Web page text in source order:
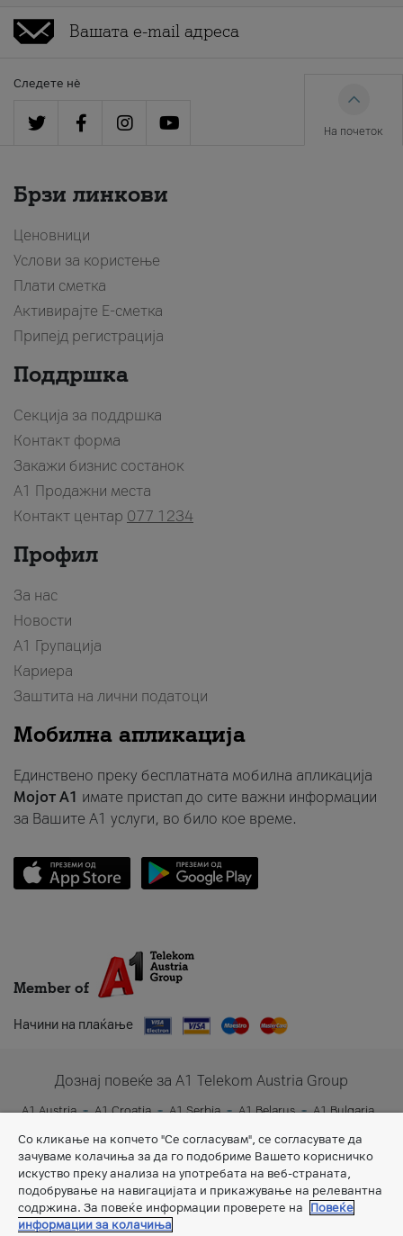
Следете нè
На почеток
Брзи линкови
Ценовници
Услови за користење
Плати сметка
Активирајте Е-сметка
Припејд регистрација
Поддршка
Секција за поддршка
Контакт форма
Закажи бизнис состанок
A1 Продажни места
Контакт центар 077 1234
Профил
За нас
Новости
А1 Групација
Кариера
Заштита на лични податоци
Мобилна апликација
Единствено преку бесплатната мобилна апликација
Мојот A1 имате пристап до сите важни информации
за Вашите A1 услуги, во било кое време.
Member of
Начини на плаќање
Дознај повеќе за A1 Telekom Austria Group
A1 Austria A1 Croatia A1 Serbia A1 Belarus
A1 Bulgaria
A1 Slovenia
A1 Digital
Со кликање на копчето "Се согласувам", се согласувате да
зачуваме колачиња за да го подобриме Вашето корисничко
искуство преку анализа на употребата на веб-страната,
подобрување на навигацијата и прикажување на релевантна
содржина. За повеќе информации проверете на
Повеќе
информации за колачиња